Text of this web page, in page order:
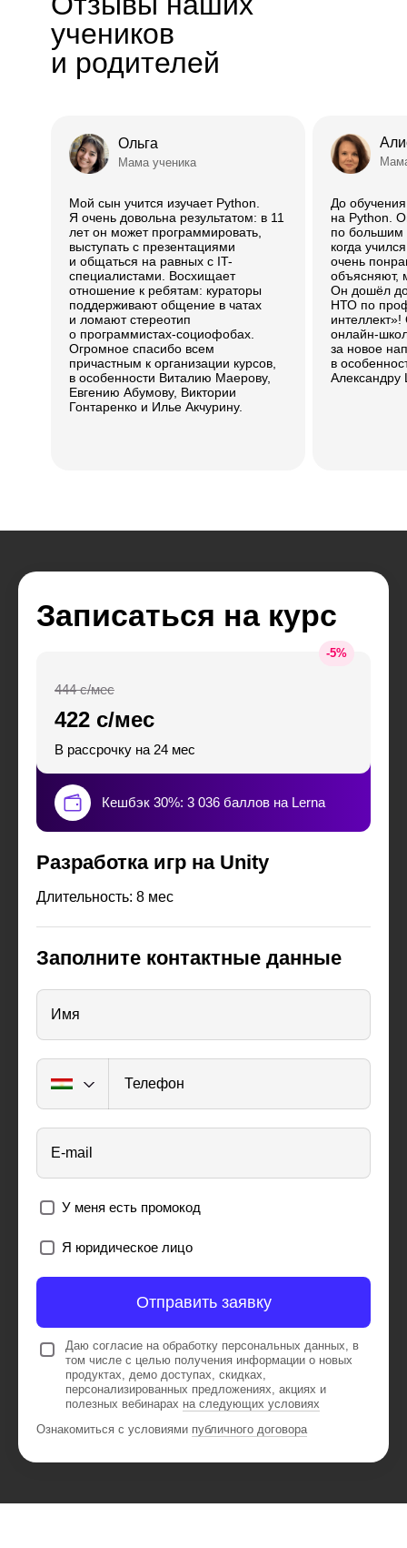
учеников
и родителей
До
на Python.
по большим
когда
очень
объясняют,
Он дошёл
НТО по
онлайн-
за новое
в
Александру
Мой сын учится изучает Python.
Я очень довольна результатом: в 11
лет он может программировать,
выступать с презентациями
и общаться на равных с IT-
специалистами. Восхищает
отношение к ребятам: кураторы
поддерживают общение в чатах
и ломают стереотип
о программистах-социофобах.
Огромное спасибо всем
причастным к организации курсов,
в особенности Виталию Маерову,
Евгению Абумову, Виктории
Гонтаренко и Илье Акчурину.
Ольга
Мама ученика
Записаться на курс
-5%
422 с/мес
444 с/мес
В рассрочку на 24 мес
Кешбэк 30%: 3 036 баллов на Lerna
Разработка игр на Unity
Длительность: 8 мес
Заполните контактные данные
Имя
Телефон
E-mail
У меня есть промокод
Я юридическое лицо
Отправить заявку
Даю согласие на обработку персональных данных, в
том числе с целью получения информации о новых
продуктах, демо доступах, скидках,
персонализированных предложениях, акциях и
полезных вебинарах на следующих условиях
Ознакомиться с условиями публичного договора